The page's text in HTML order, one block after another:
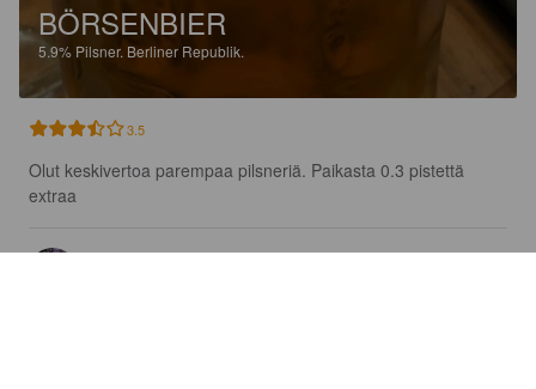
BÖRSENBIER
5.9% Pilsner. Berliner Republik.
3.5
Olut keskivertoa parempaa pilsneriä. Paikasta 0.3 pistettä
extraa